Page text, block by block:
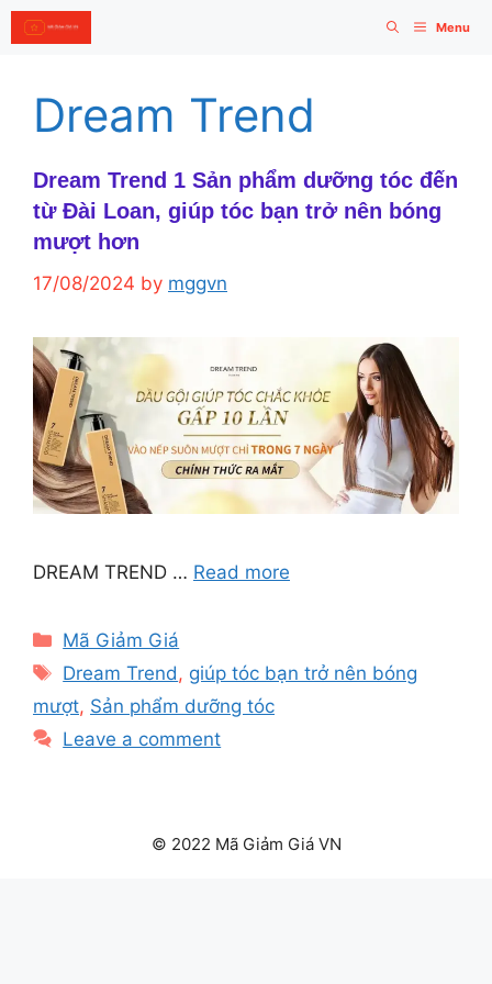
Skip
to
Menu
Dream Trend
Dream Trend 1 Sản phẩm dưỡng tóc đến
từ Đài Loan, giúp tóc bạn trở nên bóng
mượt hơn
17/08/2024 by mggvn
DREAM TREND … Read more
Categories
Mã Giảm Giá
Tags
Dream Trend, giúp tóc bạn trở nên bóng
mượt, Sản phẩm dưỡng tóc
Leave a comment
© 2022 Mã Giảm Giá VN